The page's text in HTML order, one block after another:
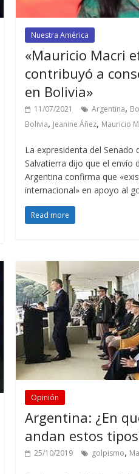
Nuestra América
«Mauricio Macri
contribuyó a
en Bolivia»
11/07/2021 Argentina,
Bolivia, Jeanine Áñez, Mauricio
La expresidenta del Senado
Salvatierra dijo que el envío
Argentina confirma que
internacional» en apoyo al
Read more
Opinión
Argentina: ¿En
andan estos
25/10/2019 golpismo,